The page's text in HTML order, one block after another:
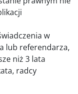
w
lub referendarza,
niż 3 lata
radcy